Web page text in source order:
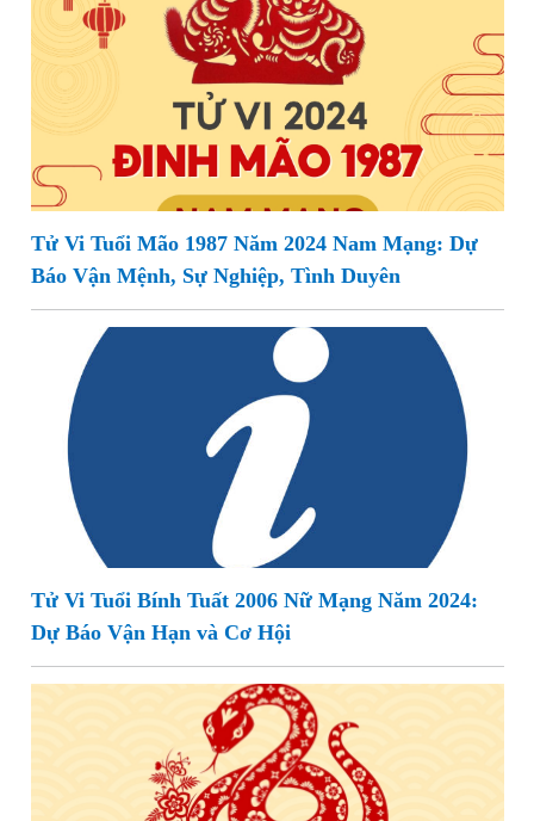
Tử Vi Tuổi Mão 1987 Năm 2024 Nam Mạng: Dự
Báo Vận Mệnh, Sự Nghiệp, Tình Duyên
Tử Vi Tuổi Bính Tuất 2006 Nữ Mạng Năm 2024:
Dự Báo Vận Hạn và Cơ Hội